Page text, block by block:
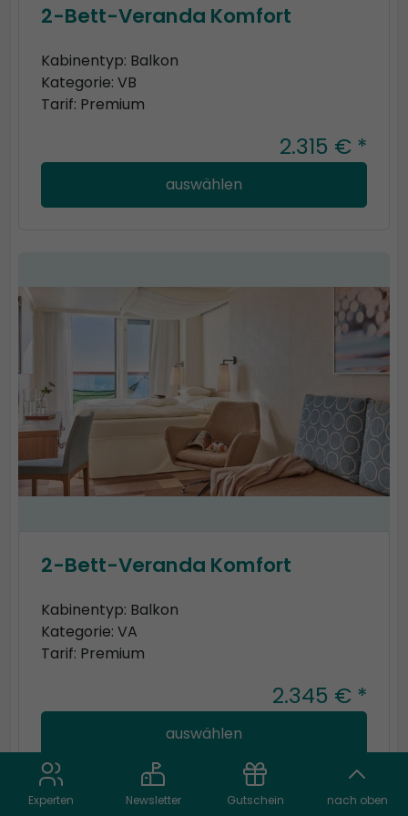
2-Bett-Veranda Komfort
Kabinentyp: Balkon
Kategorie: VB
Tarif: Premium
2.315 € *
auswählen
2-Bett-Veranda Komfort
Kabinentyp: Balkon
Kategorie: VA
Tarif: Premium
2.345 € *
auswählen
Experten Newsletter Gutschein nach oben